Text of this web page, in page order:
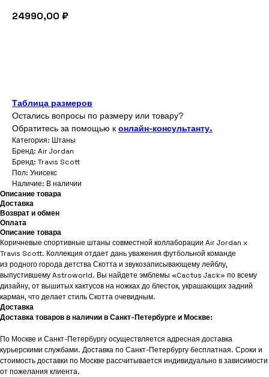
24990,00 ₽
Таблица размеров
Остались вопросы по размеру или товару?
Обратитесь за помощью к онлайн-консультанту.
Категория: Штаны
Бренд: Air Jordan
Бренд: Travis Scott
Пол: Унисекс
Наличие: В наличии
Описание товара
Доставка
Возврат и обмен
Оплата
Описание товара
Коричневые спортивные штаны совместной коллаборации Air Jordan x
Travis Scott. Коллекция отдает дань уважения футбольной команде
из родного города детства Скотта и звукозаписывающему лейблу,
выпустившему Astroworld. Вы найдете эмблемы «Cactus Jack» по всему
дизайну, от вышитых кактусов на ножках до блесток, украшающих задний
карман, что делает стиль Скотта очевидным.
Доставка
Доставка товаров в наличии в Санкт-Петербурге и Москве:
По Москве и Санкт-Петербургу осуществляется адресная доставка
курьерскими службами. Доставка по Санкт-Петербургу бесплатная. Сроки и
стоимость доставки по Москве рассчитывается индивидуально в зависимости
от пожелания клиента.